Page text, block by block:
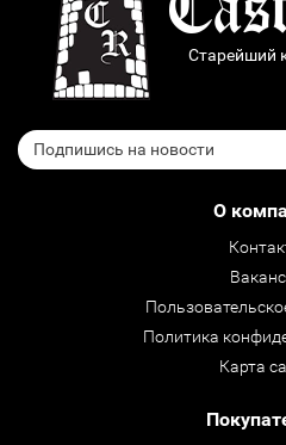
Старейший
О
Политика
Карта